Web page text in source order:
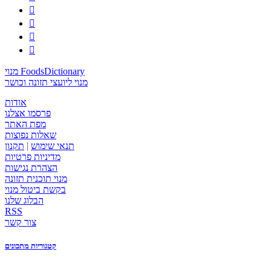




מנוי FoodsDictionary
מנוי ליועצי תזונה וכושר
אודות
פרסמו אצלנו
מפת האתר
שאלות נפוצות
תנאי שימוש | תקנון
מדיניות פרטיות
הצהרת נגישות
מנוי תוכנית תזונה
בקשת ביטול מנוי
הבלוג שלנו
RSS
צור קשר
קטגוריות מתכונים